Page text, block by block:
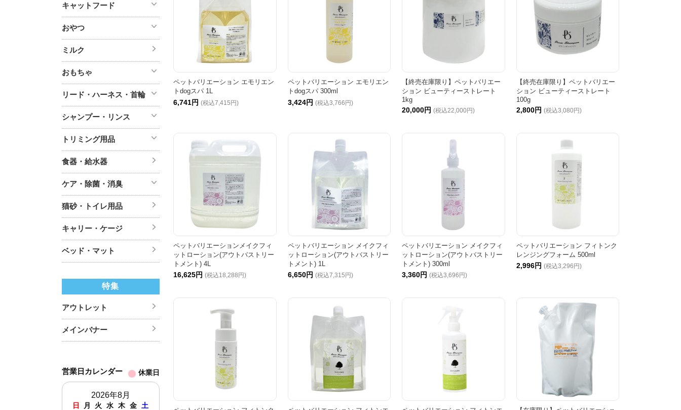
ペットバリエーション エモリエン
トdogスパ 1L
6,741円 (税込7,415円)
ペットバリエーション エモリエン
トdogスパ 300ml
3,424円 (税込3,766円)
【終売在庫限り】ペットバリエー
ション ビューティーストレート
1kg
20,000円 (税込22,000円)
【終売在庫限り】ペットバリエー
ション ビューティーストレート
100g
2,800円 (税込3,080円)
ペットバリエーションメイクフィ
ットローション(アウトバストリー
トメント) 4L
16,625円 (税込18,288円)
ペットバリエーション メイクフィ
ットローション(アウトバストリー
トメント) 1L
6,650円 (税込7,315円)
ペットバリエーション メイクフィ
ットローション(アウトバストリー
トメント) 300ml
3,360円 (税込3,696円)
ペットバリエーション フィトンク
レンジングフォーム 500ml
2,996円 (税込3,296円)
キャットフード
おやつ
ミルク
おもちゃ
リード・ハーネス・首輪
シャンプー・リンス
トリミング用品
食器・給水器
ケア・除菌・消臭
猫砂・トイレ用品
キャリー・ケージ
ベッド・マット
特集
アウトレット
メインバナー
営業日カレンダー 休業日
2026年8月
日 月 火 水 木 金
土